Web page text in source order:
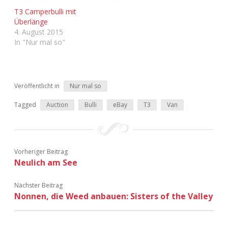
T3 Camperbulli mit
Überlänge
4. August 2015
In "Nur mal so"
Veröffentlicht in Nur mal so
Tagged Auction Bulli eBay T3 Van
Vorheriger Beitrag
Neulich am See
Nächster Beitrag
Nonnen, die Weed anbauen: Sisters of the Valley